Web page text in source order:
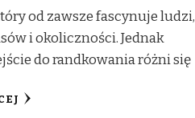
od zawsze fascynuje ludzi,
i okoliczności. Jednak
do randkowania różni się